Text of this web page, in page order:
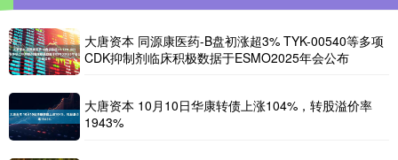
大唐资本 同源康医药-B盘初涨超3% TYK-00540等多项
CDK抑制剂临床积极数据于ESMO2025年会公布
大唐资本 10月10日华康转债上涨104%，转股溢价率
1943%